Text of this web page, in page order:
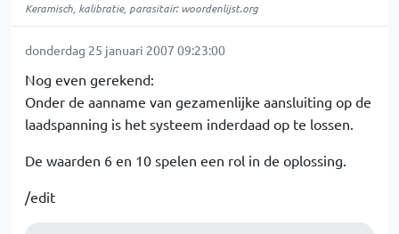
Keramisch, kalibratie, parasitair: woordenlijst.org
donderdag 25 januari 2007 09:23:00
Nog even gerekend:
Onder de aanname van gezamenlijke aansluiting op de
laadspanning is het systeem inderdaad op te lossen.
De waarden 6 en 10 spelen een rol in de oplossing.
/edit